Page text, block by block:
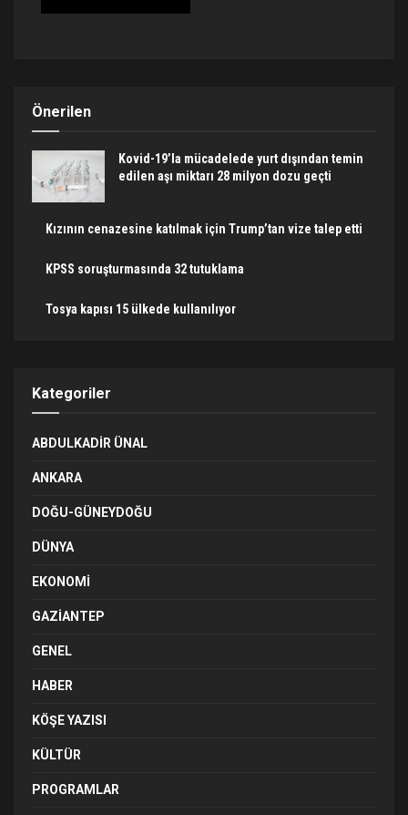
Önerilen
Kovid-19’la mücadelede yurt dışından temin
edilen aşı miktarı 28 milyon dozu geçti
Kızının cenazesine katılmak için Trump’tan vize talep etti
KPSS soruşturmasında 32 tutuklama
Tosya kapısı 15 ülkede kullanılıyor
Kategoriler
ABDULKADIR ÜNAL
ANKARA
DOĞU-GÜNEYDOĞU
DÜNYA
EKONOMI
GAZIANTEP
GENEL
HABER
KÖŞE YAZISI
KÜLTÜR
PROGRAMLAR